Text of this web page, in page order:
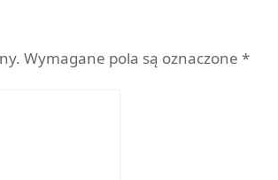
Wymagane pola są oznaczone *